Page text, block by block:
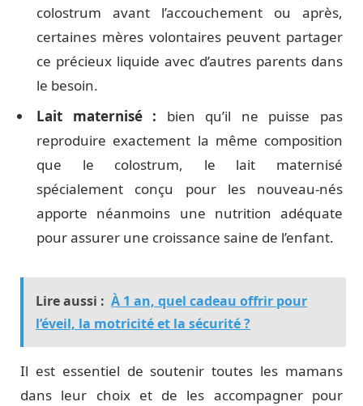
colostrum avant l’accouchement ou après,
certaines mères volontaires peuvent partager
ce précieux liquide avec d’autres parents dans
le besoin.
Lait maternisé : bien qu’il ne puisse pas
reproduire exactement la même composition
que le colostrum, le lait maternisé
spécialement conçu pour les nouveau-nés
apporte néanmoins une nutrition adéquate
pour assurer une croissance saine de l’enfant.
Lire aussi : À 1 an, quel cadeau offrir pour
l’éveil, la motricité et la sécurité ?
Il est essentiel de soutenir toutes les mamans
dans leur choix et de les accompagner pour